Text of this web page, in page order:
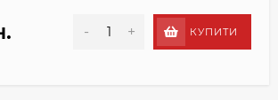
- + КУПИТИ